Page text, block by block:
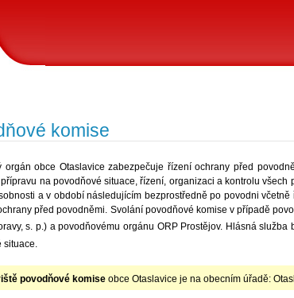
komise
orgán obce Otaslavice zabezpečuje řízení ochrany před
na povodňové situace, řízení, organizaci a kontrolu všech
a v období následujícím bezprostředně po povodni
před povodněmi. Svolání povodňové komise v případě
s. p.) a povodňovému orgánu ORP Prostějov. Hlásná
situace.
povodňové komise obce Otaslavice je na obecním úřadě: